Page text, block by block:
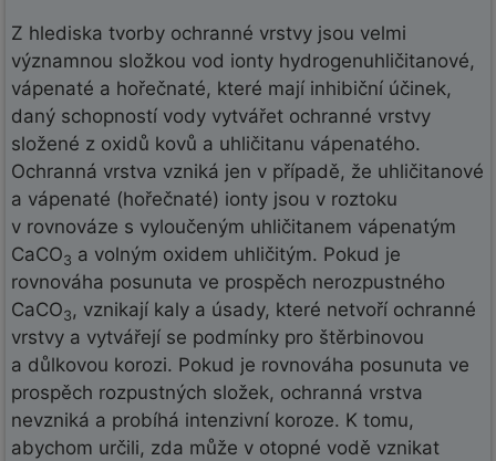
Z hlediska tvorby ochranné vrstvy jsou velmi
významnou složkou vod ionty hydrogenuhličitanové,
vápenaté a hořečnaté, které mají inhibiční účinek,
daný schopností vody vytvářet ochranné vrstvy
složené z oxidů kovů a uhličitanu vápenatého.
Ochranná vrstva vzniká jen v případě, že uhličitanové
a vápenaté (hořečnaté) ionty jsou v roztoku
v rovnováze s vyloučeným uhličitanem vápenatým
CaCO3 a volným oxidem uhličitým. Pokud je
rovnováha posunuta ve prospěch nerozpustného
CaCO3, vznikají kaly a úsady, které netvoří ochranné
vrstvy a vytvářejí se podmínky pro štěrbinovou
a důlkovou korozi. Pokud je rovnováha posunuta ve
prospěch rozpustných složek, ochranná vrstva
nevzniká a probíhá intenzivní koroze. K tomu,
abychom určili, zda může v otopné vodě vznikat